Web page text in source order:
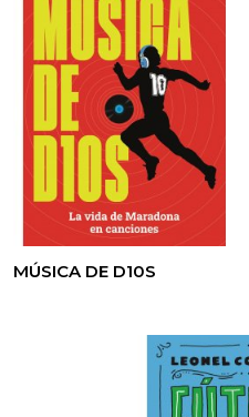
MÚSICA DE D10S